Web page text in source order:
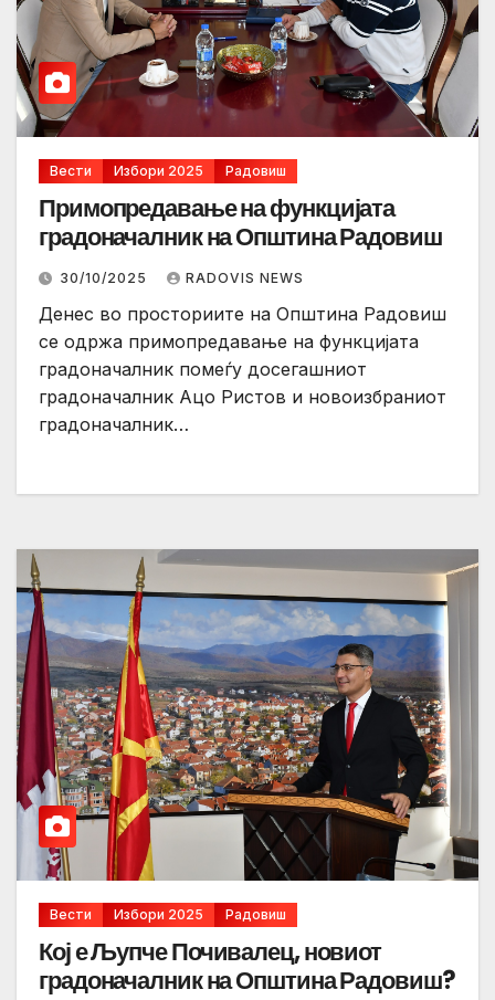
Вести Избори 2025 Радовиш
Примопредавање на функцијата
градоначалник на Општина Радовиш
30/10/2025 RADOVIS NEWS
Денес во просториите на Општина Радовиш
се одржа примопредавање на функцијата
градоначалник помеѓу досегашниот
градоначалник Ацо Ристов и новоизбраниот
градоначалник…
Вести Избори 2025 Радовиш
Кој е Љупче Почивалец, новиот
градоначалник на Општина Радовиш?